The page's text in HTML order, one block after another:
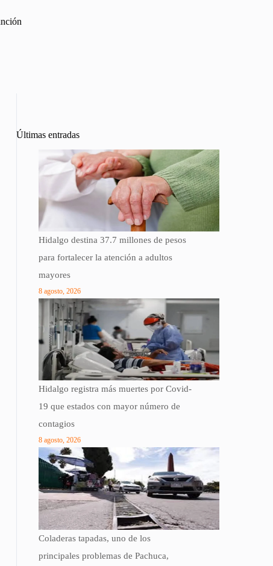
Últimas entradas
Hidalgo destina 37.7 millones de pesos
para fortalecer la atención a adultos
mayores
8 agosto, 2026
Hidalgo registra más muertes por Covid-
19 que estados con mayor número de
contagios
8 agosto, 2026
Coladeras tapadas, uno de los
principales problemas de Pachuca,